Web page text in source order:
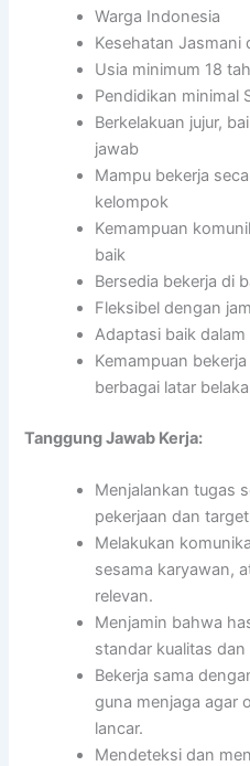
Warga Indonesia
Kesehatan Jasmani
Usia minimum 18
Pendidikan minimal
Berkelakuan jujur,
jawab
Mampu bekerja
kelompok
Kemampuan
baik
Bersedia bekerja di
Fleksibel dengan
Adaptasi baik
Kemampuan
berbagai latar
Tanggung Jawab Kerja:
Menjalankan tugas
pekerjaan dan
Melakukan
sesama karyawan,
relevan.
Menjamin bahwa
standar kualitas
Bekerja sama
guna menjaga agar
lancar.
Mendeteksi dan